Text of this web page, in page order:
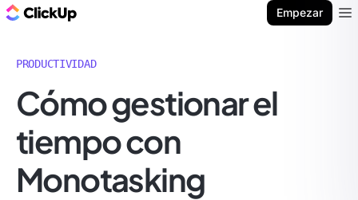
Empezar
PRODUCTIVIDAD
Cómo gestionar el
tiempo con
Monotasking